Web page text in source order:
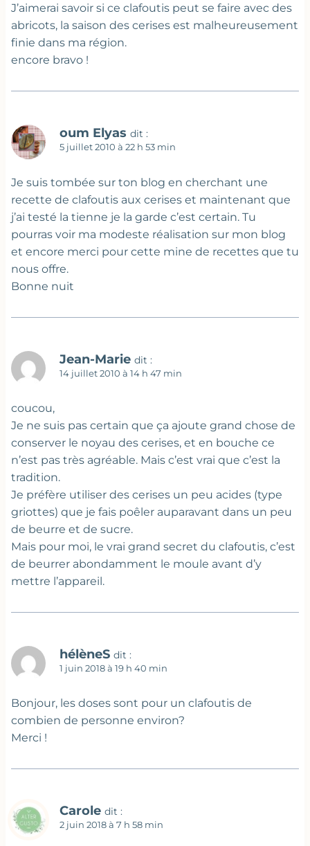
J’aimerai savoir si ce clafoutis peut se faire avec des
abricots, la saison des cerises est malheureusement
finie dans ma région.
encore bravo !
oum Elyas dit :
5 juillet 2010 à 22 h 53 min
Je suis tombée sur ton blog en cherchant une
recette de clafoutis aux cerises et maintenant que
j’ai testé la tienne je la garde c’est certain. Tu
pourras voir ma modeste réalisation sur mon blog
et encore merci pour cette mine de recettes que tu
nous offre.
Bonne nuit
Jean-Marie dit :
14 juillet 2010 à 14 h 47 min
coucou,
Je ne suis pas certain que ça ajoute grand chose de
conserver le noyau des cerises, et en bouche ce
n’est pas très agréable. Mais c’est vrai que c’est la
tradition.
Je préfère utiliser des cerises un peu acides (type
griottes) que je fais poêler auparavant dans un peu
de beurre et de sucre.
Mais pour moi, le vrai grand secret du clafoutis, c’est
de beurrer abondamment le moule avant d’y
mettre l’appareil.
hélèneS dit :
1 juin 2018 à 19 h 40 min
Bonjour, les doses sont pour un clafoutis de
combien de personne environ?
Merci !
Carole dit :
2 juin 2018 à 7 h 58 min